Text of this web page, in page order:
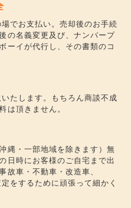
でお支払い。売却後のお手続
の名義変更及び、ナンバープ
ーイが代行し、その書類のコ
たします。もちろん商談不成
は頂きません。
縄・一部地域を除きます）無
日時にお客様のご自宅まで出
故車・不動車・改造車、
をするために頑張って細かく